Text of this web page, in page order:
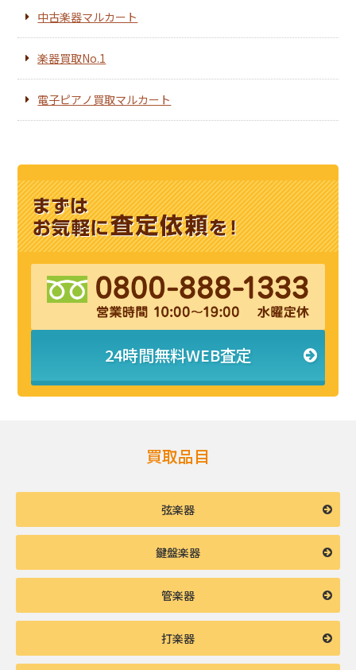
中古楽器マルカート
楽器買取No.1
電子ピアノ買取マルカート
24時間無料WEB査定
買取品目
弦楽器
鍵盤楽器
管楽器
打楽器